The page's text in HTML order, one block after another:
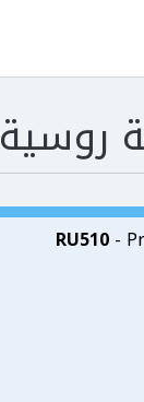
روسية
RU510-